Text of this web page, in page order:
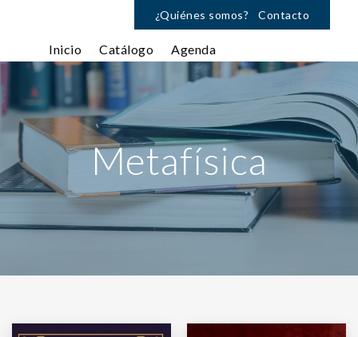
¿Quiénes somos? Contacto
Inicio Catálogo Agenda
Metafísica